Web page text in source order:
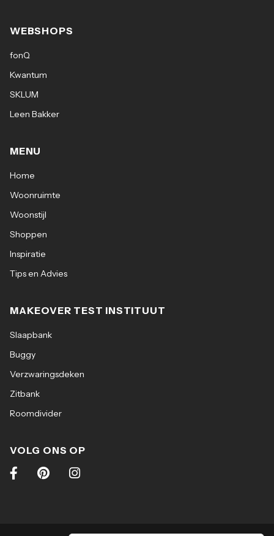
WEBSHOPS
fonQ
Kwantum
SKLUM
Leen Bakker
MENU
Home
Woonruimte
Woonstijl
Shoppen
Inspiratie
Tips en Advies
MAKEOVER TEST INSTITUUT
Slaapbank
Buggy
Verzwaringsdeken
Zitbank
Roomdivider
VOLG ONS OP